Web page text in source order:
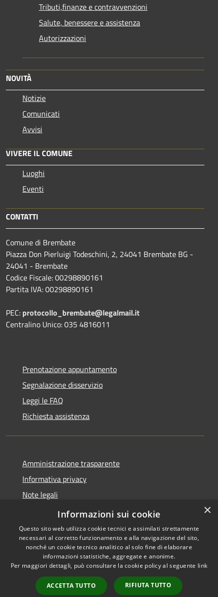
Tributi,finanze e contravvenzioni
Salute, benessere e assistenza
Autorizzazioni
NOVITÀ
Notizie
Comunicati
Avvisi
VIVERE IL COMUNE
Luoghi
Eventi
CONTATTI
Comune di Brembate
Piazza Don Pierluigi Todeschini, 2, 24041 Brembate BG -
24041 - Brembate
Codice Fiscale: 00298890161
Partita IVA: 00298890161
PEC: protocollo_brembate@legalmail.it
Centralino Unico: 035 4816011
Prenotazione appuntamento
Segnalazione disservizio
Leggi le FAQ
Richiesta assistenza
Amministrazione trasparente
Informativa privacy
Note legali
Dichiarazione di accessibilità
Accessibilità
Copyright © 2026 • Comune di
Brembate • Powered by
Municipium•
Accesso
×
Informazioni sui cookie
Questo sito web utilizza cookie tecnici e assimilati strettamente
necessari al corretto funzionamento e alla navigazione del sito,
nonché un cookie tecnico analitico al solo fine di elaborare
informazioni statistiche, aggregate e anonime.
Per maggiori dettagli, può consultare la cookie policy al seguente link
ACCETTA TUTTO RIFIUTA TUTTO